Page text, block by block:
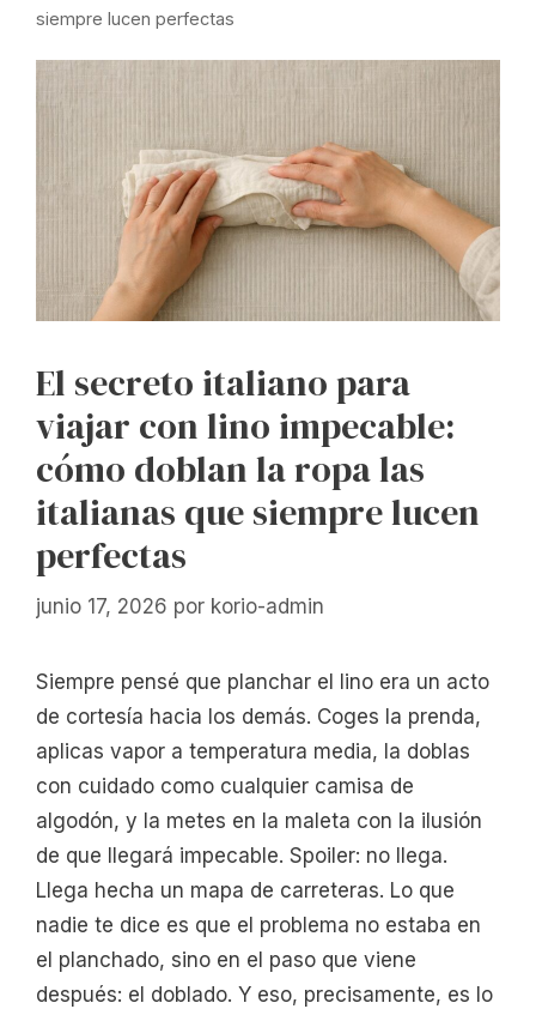
siempre lucen perfectas
El secreto italiano para
viajar con lino impecable:
cómo doblan la ropa las
italianas que siempre lucen
perfectas
junio 17, 2026 por korio-admin
Siempre pensé que planchar el lino era un acto
de cortesía hacia los demás. Coges la prenda,
aplicas vapor a temperatura media, la doblas
con cuidado como cualquier camisa de
algodón, y la metes en la maleta con la ilusión
de que llegará impecable. Spoiler: no llega.
Llega hecha un mapa de carreteras. Lo que
nadie te dice es que el problema no estaba en
el planchado, sino en el paso que viene
después: el doblado. Y eso, precisamente, es lo